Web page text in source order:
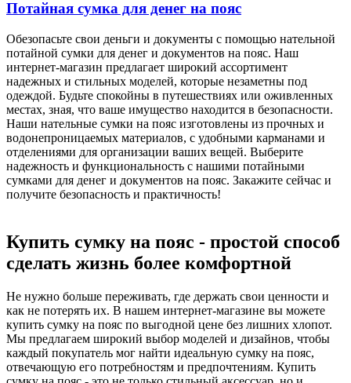
Потайная сумка для денег на пояс
Обезопасьте свои деньги и документы с помощью нательной
потайной сумки для денег и документов на пояс. Наш
интернет-магазин предлагает широкий ассортимент
надежных и стильных моделей, которые незаметны под
одеждой. Будьте спокойны в путешествиях или оживленных
местах, зная, что ваше имущество находится в безопасности.
Наши нательные сумки на пояс изготовлены из прочных и
водонепроницаемых материалов, с удобными карманами и
отделениями для организации ваших вещей. Выберите
надежность и функциональность с нашими потайными
сумками для денег и документов на пояс. Закажите сейчас и
получите безопасность и практичность!
Купить сумку на пояс - простой способ
сделать жизнь более комфортной
Не нужно больше переживать, где держать свои ценности и
как не потерять их. В нашем интернет-магазине вы можете
купить сумку на пояс по выгодной цене без лишних хлопот.
Мы предлагаем широкий выбор моделей и дизайнов, чтобы
каждый покупатель мог найти идеальную сумку на пояс,
отвечающую его потребностям и предпочтениям. Купить